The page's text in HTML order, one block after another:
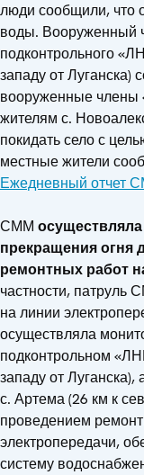
люди сообщили, что
воды. Вооруженный
подконтрольного
западу от Луганска)
вооруженные
жителям с.
покидать село с
местные жители
Ежедневный отчет
СММ
прекращения огня
ремонтных работ
частности, патруль
на линии
осуществляла
подконтрольном
западу от
с. Артема (26 км к
проведением
электропередачи,
систему